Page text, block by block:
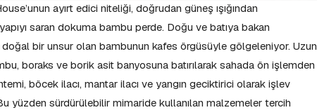
ayırt edici niteliği, doğrudan güneş ışığından
saran dokuma bambu perde. Doğu ve batıya bakan
bir unsur olan bambunun kafes örgüsüyle gölgeleniyor. Uzun
boraks ve borik asit banyosuna batırılarak sahada ön işlemden
böcek ilacı, mantar ilacı ve yangın geciktirici olarak işlev
yüzden sürdürülebilir mimaride kullanılan malzemeler tercih